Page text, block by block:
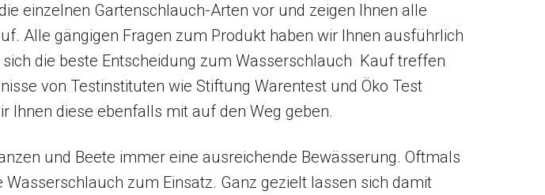
einzelnen Gartenschlauch-Arten vor und zeigen Ihnen alle
Alle gängigen Fragen zum Produkt haben wir Ihnen ausführlich
die beste Entscheidung zum Wasserschlauch Kauf treffen
von Testinstituten wie Stiftung Warentest und Öko Test
Ihnen diese ebenfalls mit auf den Weg geben.
und Beete immer eine ausreichende Bewässerung. Oftmals
zum Einsatz. Ganz gezielt lassen sich damit